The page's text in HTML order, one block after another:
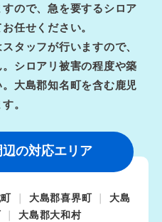
ので、急を要するシロア
任せください。
タッフが行いますので、
シロアリ被害の程度や築
大島郡知名町を含む鹿児
。
の対応エリア
大島郡喜界町
大島
大島郡大和村